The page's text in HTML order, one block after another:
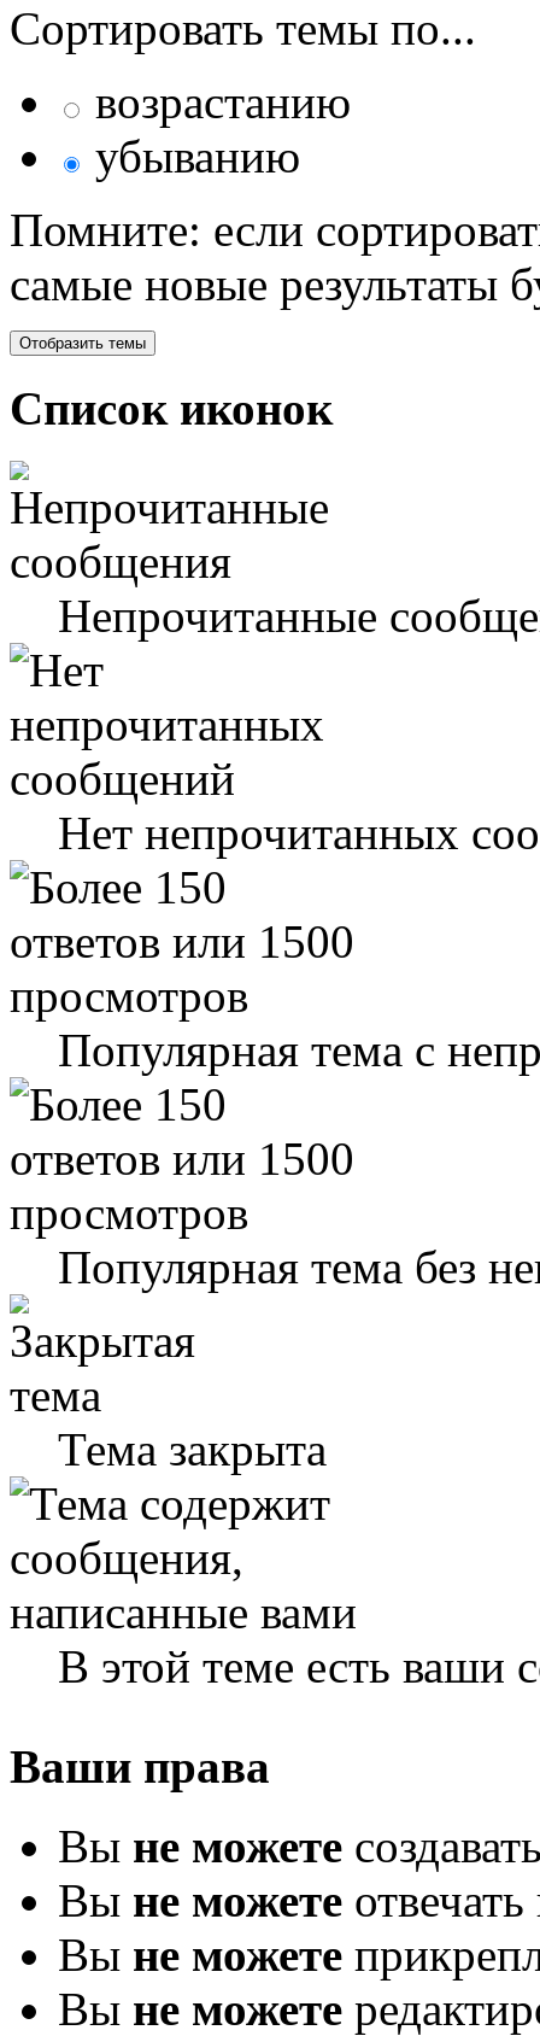
Сортировать темы по...
возрастанию
убыванию
Помните: если
самые новые результаты
Список иконок
Непрочитанные
Нет непрочитанных
Популярная тема с
Популярная тема без
Тема закрыта
В этой теме есть ваши
Ваши права
Вы не можете
Вы не можете
Вы не можете
Вы не можете